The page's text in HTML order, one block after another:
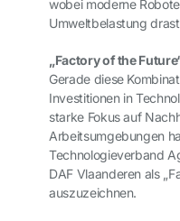
wobei moderne
Umweltbelastung
„Factory of the
Gerade diese
Investitionen in
starke Fokus auf
Arbeitsumgebungen
Technologieverband
DAF Vlaanderen als
auszuzeichnen.